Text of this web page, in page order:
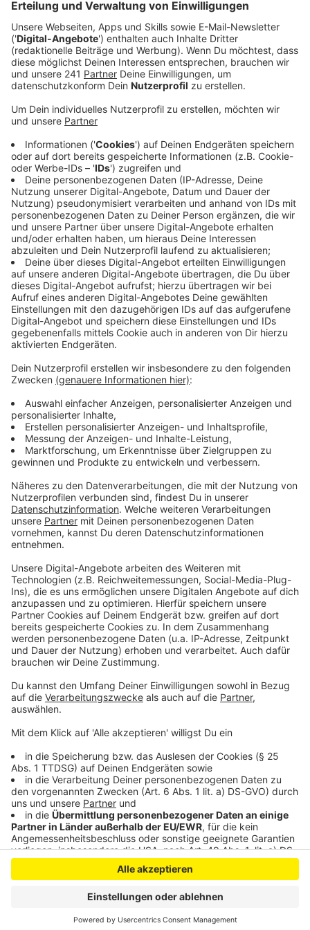
Anzeige
Veröffentlicht:Donnerstag, 21.01.2021 13:40
Anzeige
„Wir Hausärzte haben die meiste Erfahrung in der
Zeit. Im Herbst 2020 haben wir allein 20 Millionen
Patienten gegen Grippe geimpft“, so der
Hausärzteverband. Auch unser Leverkusener Amtsarzt
befürwortet die Idee, die Impfung langfristig in den
Praxen machen zu lassen. Das werde spätestens
durch den Impfstoff Astra Zeneca aus Oxford möglich
– der muss nämlich im Gegensatz zu den anderen
Impfstoffen nicht so extrem gekühlt werden. Nur mit
der geballten Kraft der niederrgelassenen Ärzte lasse
sich die Impfoffensive verwirklichen, so der Amtsarzt.
Anzeige
Leverkusener Ärztesprecher nicht überzeugt
Unser Leverkusener Ärztesprecher ist aber lange nicht
so begeistert von der Idee wie unser Amtsarzt und der
Hausärzteverband Nordrhein: „Hoffentlich wird das
nicht wieder so eine Hauruck-Entscheidung, die
Freitagnachmittag am Schreibtisch getroffen wird und
ab montags sollen wir dann impfen.“ Auch er hält
Impfungen in den Hausarztpraxen für möglich – aber
auf jeden Fall mit Vorlauf und möglicherweise auch nur
in Praxen, die ihr normales Tagesgeschäft pausieren.
Die Hausärzte kämen sowieso kaum noch zu ihren
normalen Vorsorgeuntersuchungen, außerdem fehle
das impfgeschulte Personal. Die Impfstoffe, die
bisher in Benutzung sind, müssen schon allein wegen
ihrer Kühlung in Impfzentren verabreicht werden.
Anzeige
Anzeige